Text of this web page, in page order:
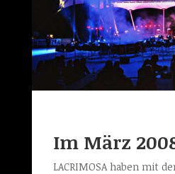
Im März
LACRIMOSA haben mit